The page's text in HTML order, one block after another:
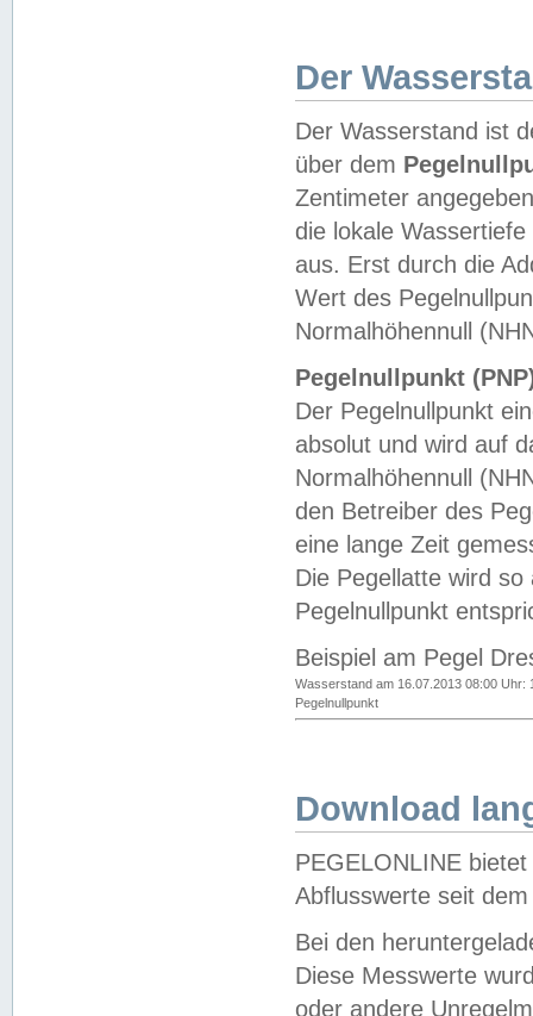
Der
Der Wasserstand ist
über dem
Zentimeter
die lokale
aus. Erst durch die
Wert des
Normalhöhennull
Pegelnullpunkt
Der Pegelnullpunkt
absolut und wird auf
Normalhöhennull
den Betreiber des
eine lange Zeit
Die Pegellatte wird
Pegelnullpunkt
Beispiel am Pegel
Wasserstand am 16.07.2013 08:00 Uhr:
Pegelnullpunkt
Download
PEGELONLINE
Abflusswerte seit
Bei den
Diese Messwerte
oder andere